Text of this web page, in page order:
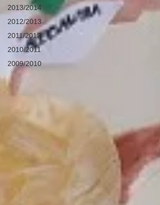
2013/2014
2012/2013
2011/2012
2010/2011
2009/2010